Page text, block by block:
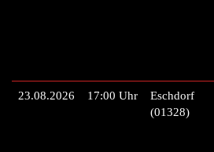
23.08.2026 17:00 Uhr
Eschdorf
(01328)